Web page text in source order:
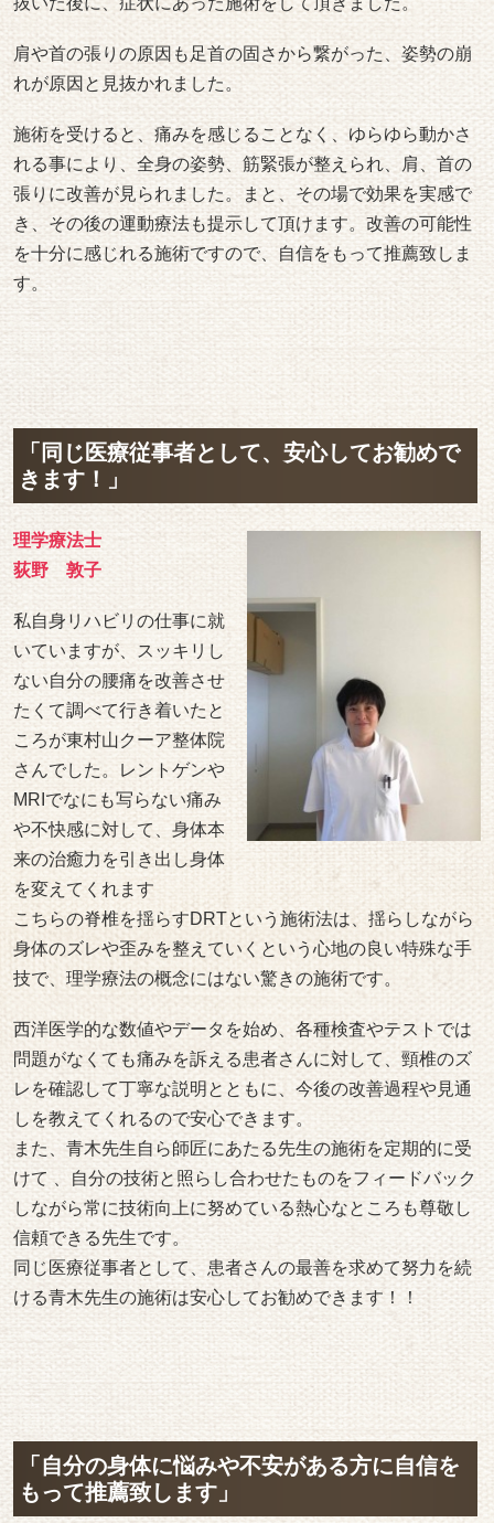
肩や首の張りの原因も足首の固さから繋がった、姿勢の崩
れが原因と見抜かれました。
施術を受けると、痛みを感じることなく、ゆらゆら動かさ
れる事により、全身の姿勢、筋緊張が整えられ、肩、首の
張りに改善が見られました。まと、その場で効果を実感で
き、その後の運動療法も提示して頂けます。改善の可能性
を十分に感じれる施術ですので、自信をもって推薦致しま
す。
「同じ医療従事者として、安心してお勧めで
きます！」
理学療法士
荻野 敦子
私自身リハビリの仕事に就
いていますが、スッキリし
ない自分の腰痛を改善させ
たくて調べて行き着いたと
ころが東村山クーア整体院
さんでした。レントゲンや
MRIでなにも写らない痛み
や不快感に対して、身体本
来の治癒力を引き出し身体
を変えてくれます
こちらの脊椎を揺らすDRTという施術法は、揺らしながら
身体のズレや歪みを整えていくという心地の良い特殊な手
技で、理学療法の概念にはない驚きの施術です。
西洋医学的な数値やデータを始め、各種検査やテストでは
問題がなくても痛みを訴える患者さんに対して、頸椎のズ
レを確認して丁寧な説明とともに、今後の改善過程や見通
しを教えてくれるので安心できます。
また、青木先生自ら師匠にあたる先生の施術を定期的に受
けて 、自分の技術と照らし合わせたものをフィードバック
しながら常に技術向上に努めている熱心なところも尊敬し
信頼できる先生です。
同じ医療従事者として、患者さんの最善を求めて努力を続
ける青木先生の施術は安心してお勧めできます！！
「自分の身体に悩みや不安がある方に自信を
もって推薦致します」